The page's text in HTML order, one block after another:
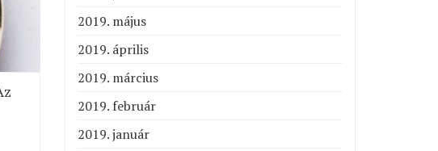
2019. május
2019. április
2019. március
2019. február
2019. január